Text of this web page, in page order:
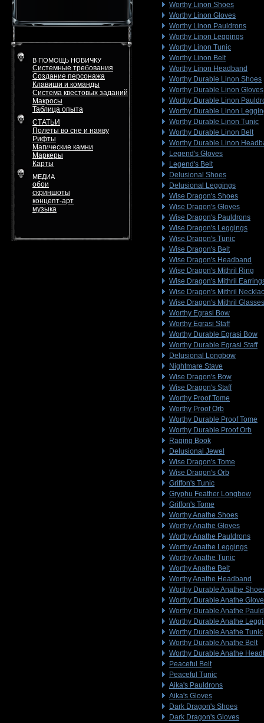
В ПОМОЩЬ НОВИЧКУ
Системные требования
Создание персонажа
Клавиши и команды
Система квестовых заданий
Макросы
Таблица опыта
СТАТЬИ
Полеты во сне и наяву
Рифты
Магические камни
Маркеры
Карты
МЕДИА
обои
скриншоты
концепт-арт
музыка
Worthy Linon Shoes
Worthy Linon Gloves
Worthy Linon Pauldrons
Worthy Linon Leggings
Worthy Linon Tunic
Worthy Linon Belt
Worthy Linon Headband
Worthy Durable Linon Shoes
Worthy Durable Linon Gloves
Worthy Durable Linon
Worthy Durable Linon
Worthy Durable Linon Tunic
Worthy Durable Linon Belt
Worthy Durable Linon
Legend's Gloves
Legend's Belt
Delusional Shoes
Delusional Leggings
Wise Dragon's Shoes
Wise Dragon's Gloves
Wise Dragon's Pauldrons
Wise Dragon's Leggings
Wise Dragon's Tunic
Wise Dragon's Belt
Wise Dragon's Headband
Wise Dragon's Mithril Ring
Wise Dragon's Mithril
Wise Dragon's Mithril
Wise Dragon's Mithril Glasses
Worthy Egrasi Bow
Worthy Egrasi Staff
Worthy Durable Egrasi Bow
Worthy Durable Egrasi Staff
Delusional Longbow
Nightmare Stave
Wise Dragon's Bow
Wise Dragon's Staff
Worthy Proof Tome
Worthy Proof Orb
Worthy Durable Proof Tome
Worthy Durable Proof Orb
Raging Book
Delusional Jewel
Wise Dragon's Tome
Wise Dragon's Orb
Griffon's Tunic
Gryphu Feather Longbow
Griffon's Tome
Worthy Anathe Shoes
Worthy Anathe Gloves
Worthy Anathe Pauldrons
Worthy Anathe Leggings
Worthy Anathe Tunic
Worthy Anathe Belt
Worthy Anathe Headband
Worthy Durable Anathe
Worthy Durable Anathe
Worthy Durable Anathe
Worthy Durable Anathe
Worthy Durable Anathe Tunic
Worthy Durable Anathe Belt
Worthy Durable Anathe
Peaceful Belt
Peaceful Tunic
Aika's Pauldrons
Aika's Gloves
Dark Dragon's Shoes
Dark Dragon's Gloves